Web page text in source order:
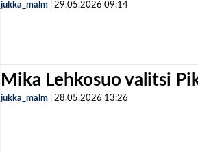
jukka_malm 29.05.2026 09:14
Mika Lehkosuo valitsi
jukka_malm 28.05.2026 13:26